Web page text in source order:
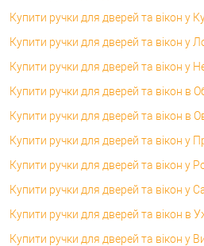
Купити ручки для дверей та вікон у
Купити ручки для дверей та вікон у
Купити ручки для дверей та вікон у
Купити ручки для дверей та вікон в
Купити ручки для дверей та вікон в
Купити ручки для дверей та вікон у
Купити ручки для дверей та вікон у
Купити ручки для дверей та вікон у
Купити ручки для дверей та вікон в
Купити ручки для дверей та вікон у